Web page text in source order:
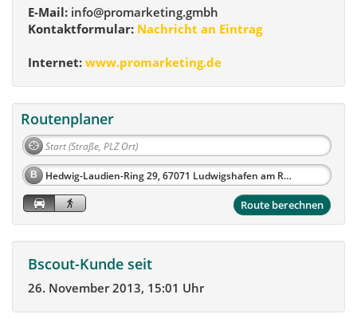
E-Mail: info@promarketing.gmbh
Kontaktformular: Nachricht an Eintrag
Internet: www.promarketing.de
Routenplaner
B
Route berechnen
Bscout-Kunde seit
26. November 2013, 15:01 Uhr